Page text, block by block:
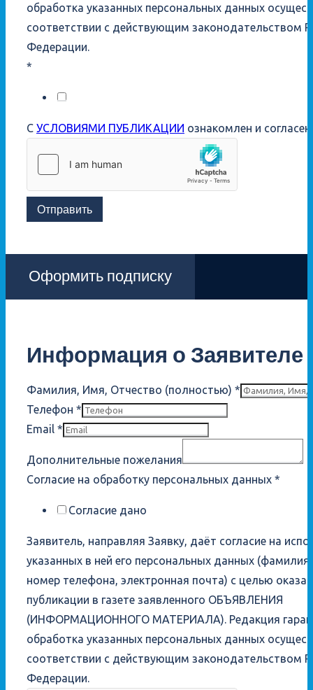
обработка указанных персональных данных
соответствии с действующим законодательством
Федерации.
*
С УСЛОВИЯМИ ПУБЛИКАЦИИ ознакомлен и согласен
Отправить
Оформить подписку
Информация о Заявителе
Фамилия, Имя, Отчество (полностью) *
Телефон *
Email *
Дополнительные пожелания
Согласие на обработку персональных данных *
Согласие дано
Заявитель, направляя Заявку, даёт согласие на
указанных в ней его персональных данных
номер телефона, электронная почта) с целью
публикации в газете заявленного ОБЪЯВЛЕНИЯ
(ИНФОРМАЦИОННОГО МАТЕРИАЛА). Редакция
обработка указанных персональных данных
соответствии с действующим законодательством
Федерации.